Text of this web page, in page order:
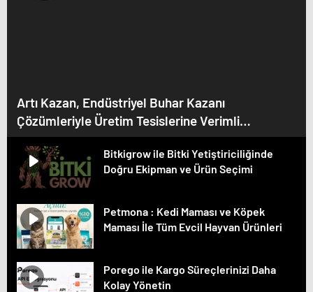
Artı Kazan, Endüstriyel Buhar Kazanı
Çözümleriyle Üretim Tesislerine Verimli
Sistemler Sunuyor
Bitkigrow ile Bitki Yetiştiriciliğinde
Doğru Ekipman ve Ürün Seçimi
Petmona : Kedi Maması ve Köpek
Maması İle Tüm Evcil Hayvan Ürünleri
Porego ile Kargo Süreçlerinizi Daha
Kolay Yönetin